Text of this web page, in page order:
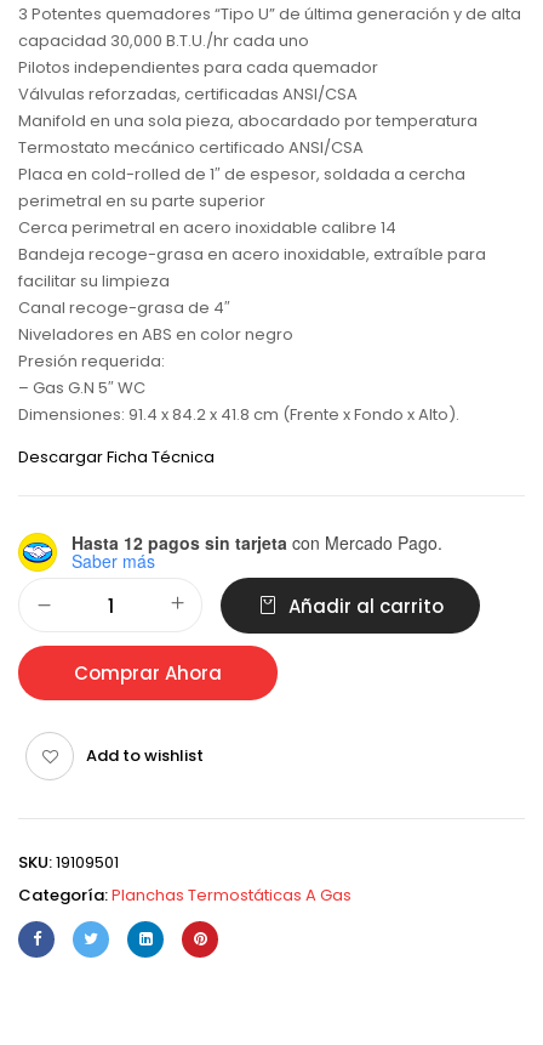
3 Potentes quemadores “Tipo U” de última generación y de alta
capacidad 30,000 B.T.U./hr cada uno
Pilotos independientes para cada quemador
Válvulas reforzadas, certificadas ANSI/CSA
Manifold en una sola pieza, abocardado por temperatura
Termostato mecánico certificado ANSI/CSA
Placa en cold-rolled de 1″ de espesor, soldada a cercha
perimetral en su parte superior
Cerca perimetral en acero inoxidable calibre 14
Bandeja recoge-grasa en acero inoxidable, extraíble para
facilitar su limpieza
Canal recoge-grasa de 4″
Niveladores en ABS en color negro
Presión requerida:
– Gas G.N 5″ WC
Dimensiones: 91.4 x 84.2 x 41.8 cm (Frente x Fondo x Alto).
Descargar Ficha Técnica
Hasta 12 pagos sin tarjeta con Mercado Pago.
Saber más
Añadir al carrito
Comprar Ahora
Add to wishlist
SKU:19109501
Categoría:Planchas Termostáticas A Gas